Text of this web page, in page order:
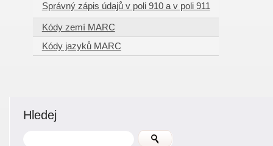
Správný zápis údajů v poli 910 a v poli 911
Kódy zemí MARC
Kódy jazyků MARC
Hledej